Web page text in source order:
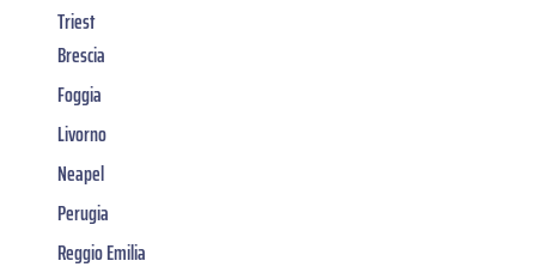
Triest
Brescia
Foggia
Livorno
Neapel
Perugia
Reggio Emilia